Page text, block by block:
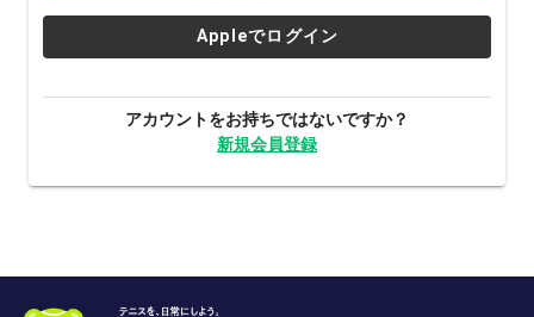
Appleでログイン
アカウントをお持ちではないですか？
新規会員登録